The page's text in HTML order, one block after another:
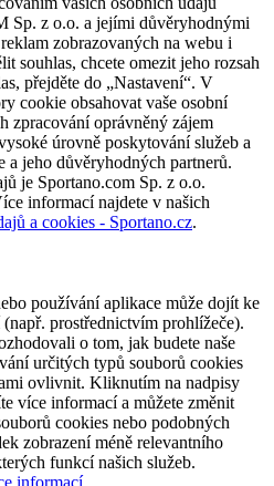
Sp. z o.o. a jejími důvěryhodnými
zobrazovaných na webu i
souhlas, chcete omezit jeho rozsah
přejděte do „Nastavení“. V
cookie obsahovat vaše osobní
zpracování oprávněný zájem
úrovně poskytování služeb a
jeho důvěryhodných partnerů.
je Sportano.com Sp. z o.o.
informací najdete v našich
a cookies - Sportano.cz.
používání aplikace může dojít ke
prostřednictvím prohlížeče).
o tom, jak budete naše
určitých typů souborů cookies
ovlivnit. Kliknutím na nadpisy
více informací a můžete změnit
cookies nebo podobných
zobrazení méně relevantního
funkcí našich služeb.
informací